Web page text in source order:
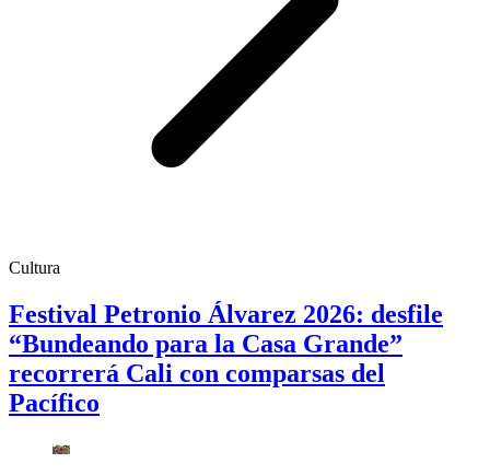
Cultura
Festival Petronio Álvarez 2026: desfile
“Bundeando para la Casa Grande”
recorrerá Cali con comparsas del
Pacífico